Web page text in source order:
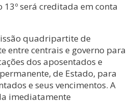
13º será creditada em conta
quadripartite de
entre centrais e governo para
dos aposentados e
de Estado, para
e seus vencimentos. A
imediatamente